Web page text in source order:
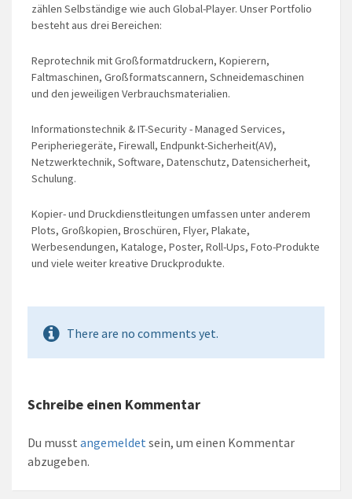
zählen Selbständige wie auch Global-Player. Unser Portfolio
besteht aus drei Bereichen:
Reprotechnik mit Großformatdruckern, Kopierern,
Faltmaschinen, Großformatscannern, Schneidemaschinen
und den jeweiligen Verbrauchsmaterialien.
Informationstechnik & IT-Security - Managed Services,
Peripheriegeräte, Firewall, Endpunkt-Sicherheit(AV),
Netzwerktechnik, Software, Datenschutz, Datensicherheit,
Schulung.
Kopier- und Druckdienstleitungen umfassen unter anderem
Plots, Großkopien, Broschüren, Flyer, Plakate,
Werbesendungen, Kataloge, Poster, Roll-Ups, Foto-Produkte
und viele weiter kreative Druckprodukte.
There are no comments yet.
Schreibe einen Kommentar
Du musst angemeldet sein, um einen Kommentar
abzugeben.